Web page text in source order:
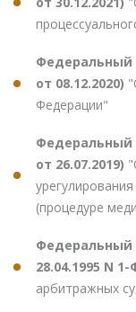
Федеральный
от 08.12.2020)
Федерации"
Федеральный
от 26.07.2019)
(процедуре
Федеральный
28.04.1995 N
арбитражных